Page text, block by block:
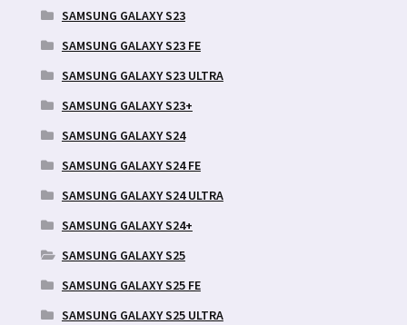
SAMSUNG GALAXY S23
SAMSUNG GALAXY S23 FE
SAMSUNG GALAXY S23 ULTRA
SAMSUNG GALAXY S23+
SAMSUNG GALAXY S24
SAMSUNG GALAXY S24 FE
SAMSUNG GALAXY S24 ULTRA
SAMSUNG GALAXY S24+
SAMSUNG GALAXY S25
SAMSUNG GALAXY S25 FE
SAMSUNG GALAXY S25 ULTRA